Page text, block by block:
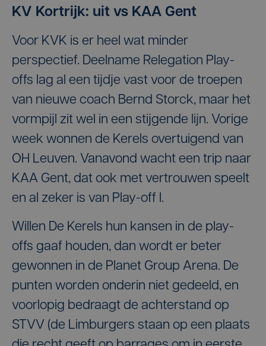
KV Kortrijk: uit vs KAA Gent
Voor KVK is er heel wat minder
perspectief. Deelname Relegation Play-
offs lag al een tijdje vast voor de troepen
van nieuwe coach Bernd Storck, maar het
vormpijl zit wel in een stijgende lijn. Vorige
week wonnen de Kerels overtuigend van
OH Leuven. Vanavond wacht een trip naar
KAA Gent, dat ook met vertrouwen speelt
en al zeker is van Play-off I.
Willen De Kerels hun kansen in de play-
offs gaaf houden, dan wordt er beter
gewonnen in de Planet Group Arena. De
punten worden onderin niet gedeeld, en
voorlopig bedraagt de achterstand op
STVV (de Limburgers staan op een plaats